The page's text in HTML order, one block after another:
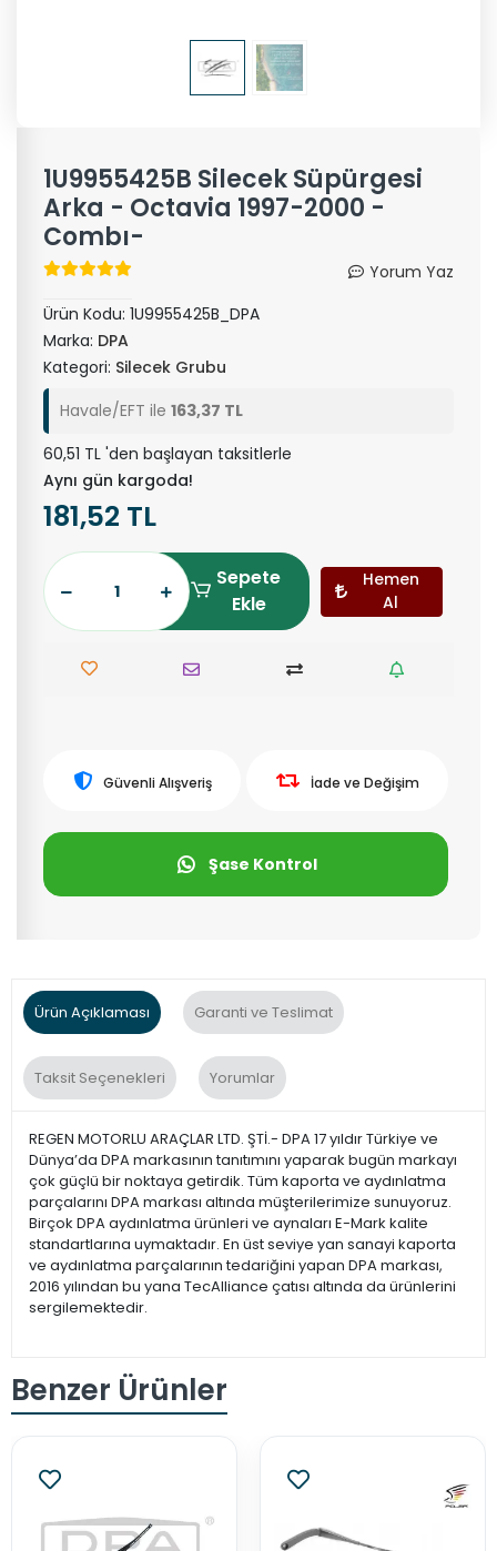
1U9955425B Silecek Süpürgesi
Arka - Octavia 1997-2000 -
Combı-
Yorum Yaz
Ürün Kodu: 1U9955425B_DPA
Marka: DPA
Kategori: Silecek Grubu
Havale/EFT ile 163,37 TL
60,51 TL 'den başlayan taksitlerle
Aynı gün kargoda!
181,52 TL
Sepete
Ekle
Hemen
Al
Güvenli Alışveriş İade ve Değişim
Şase Kontrol
Ürün Açıklaması Garanti ve Teslimat
Taksit Seçenekleri Yorumlar
REGEN MOTORLU ARAÇLAR LTD. ŞTİ.- DPA 17 yıldır Türkiye ve
Dünya’da DPA markasının tanıtımını yaparak bugün markayı
çok güçlü bir noktaya getirdik. Tüm kaporta ve aydınlatma
parçalarını DPA markası altında müşterilerimize sunuyoruz.
Birçok DPA aydınlatma ürünleri ve aynaları E-Mark kalite
standartlarına uymaktadır. En üst seviye yan sanayi kaporta
ve aydınlatma parçalarının tedariğini yapan DPA markası,
2016 yılından bu yana TecAlliance çatısı altında da ürünlerini
sergilemektedir.
Benzer Ürünler